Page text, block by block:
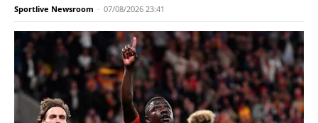
Sportlive Newsroom - 07/08/2026 23:41